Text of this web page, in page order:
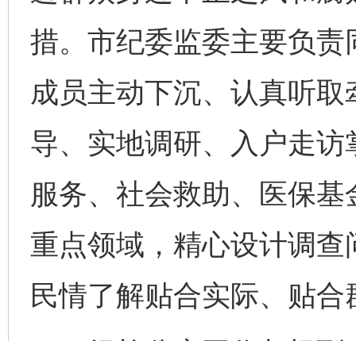
措。市纪委监委主要负
成员主动下沉、认真听
导、实地调研、入户走
服务、社会救助、医保
重点领域，精心设计调
民情了解贴合实际、贴合